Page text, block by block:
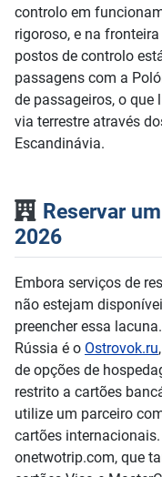
controlo em
rigoroso, e na
postos de controlo
passagens com a
de passageiros, o
via terrestre através
Escandinávia.
Reservar
2026
Embora serviços de
não estejam
preencher essa
Rússia é o Ostrovok.ru
de opções de
restrito a cartões
utilize um parceiro
cartões
onetwotrip.com, que